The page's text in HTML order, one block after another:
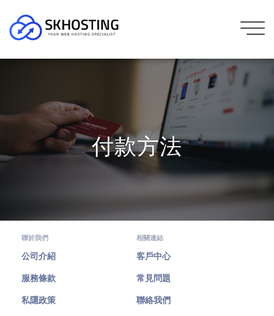
付款方法
聯於我們
公司介紹
服務條款
私隱政策
相關連結
客戶中心
常見問題
聯絡我們